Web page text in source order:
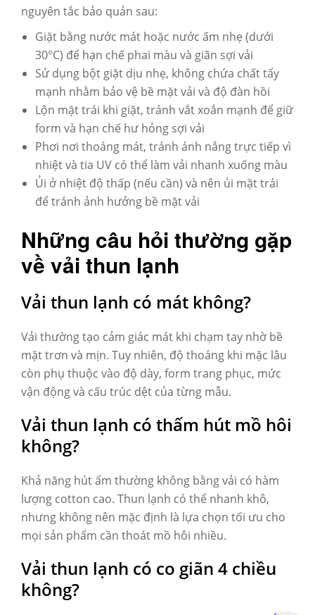
nguyên tắc bảo quản sau:
Giặt bằng nước mát hoặc nước ấm nhẹ (dưới
30°C) để hạn chế phai màu và giãn sợi vải
Sử dụng bột giặt dịu nhẹ, không chứa chất tẩy
mạnh nhằm bảo vệ bề mặt vải và độ đàn hồi
Lộn mặt trái khi giặt, tránh vắt xoắn mạnh để giữ
form và hạn chế hư hỏng sợi vải
Phơi nơi thoáng mát, tránh ánh nắng trực tiếp vì
nhiệt và tia UV có thể làm vải nhanh xuống màu
Ủi ở nhiệt độ thấp (nếu cần) và nên ủi mặt trái
để tránh ảnh hưởng bề mặt vải
Những câu hỏi thường gặp
về vải thun lạnh
Vải thun lạnh có mát không?
Vải thường tạo cảm giác mát khi chạm tay nhờ bề
mặt trơn và mịn. Tuy nhiên, độ thoáng khi mặc lâu
còn phụ thuộc vào độ dày, form trang phục, mức
vận động và cấu trúc dệt của từng mẫu.
Vải thun lạnh có thấm hút mồ hôi
không?
Khả năng hút ẩm thường không bằng vải có hàm
lượng cotton cao. Thun lạnh có thể nhanh khô,
nhưng không nên mặc định là lựa chọn tối ưu cho
mọi sản phẩm cần thoát mồ hôi nhiều.
Vải thun lạnh có co giãn 4 chiều
không?